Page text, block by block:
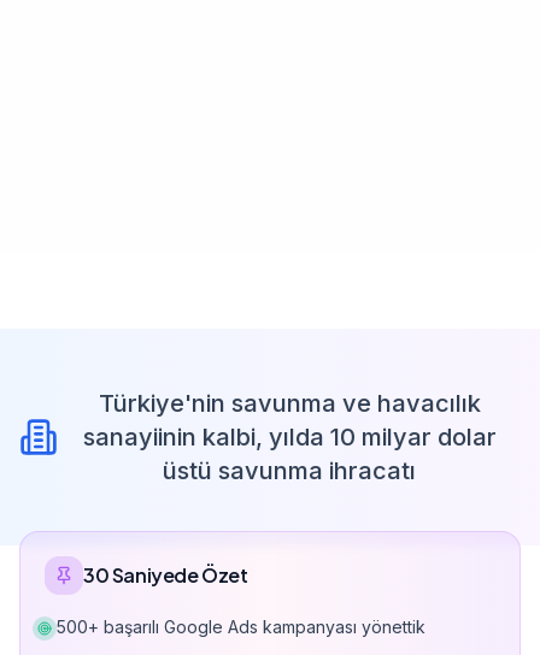
Türkiye'nin savunma ve havacılık
sanayiinin kalbi, yılda 10 milyar dolar
üstü savunma ihracatı
30 Saniyede Özet
500+ başarılı Google Ads kampanyası yönettik